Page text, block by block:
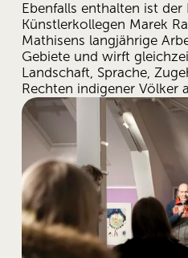
Ebenfalls enthalten ist der
Künstlerkollegen Marek
Mathisens langjährige
Gebiete und wirft
Landschaft, Sprache,
Rechten indigener Völker